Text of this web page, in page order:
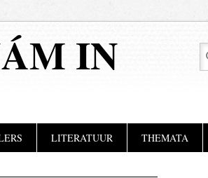
IN
LITERATUUR THEMATA